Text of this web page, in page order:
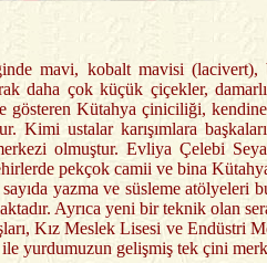
mavi, kobalt mavisi
daha çok küçük çiçekler,
gösteren Kütahya çiniciliği,
Kimi ustalar karışımlara
olmuştur. Evliya Çelebi
pekçok camii ve bina
yazma ve süsleme atölyeleri
Ayrıca yeni bir teknik olan
Kız Meslek Lisesi ve Endüstri
yurdumuzun gelişmiş tek çini